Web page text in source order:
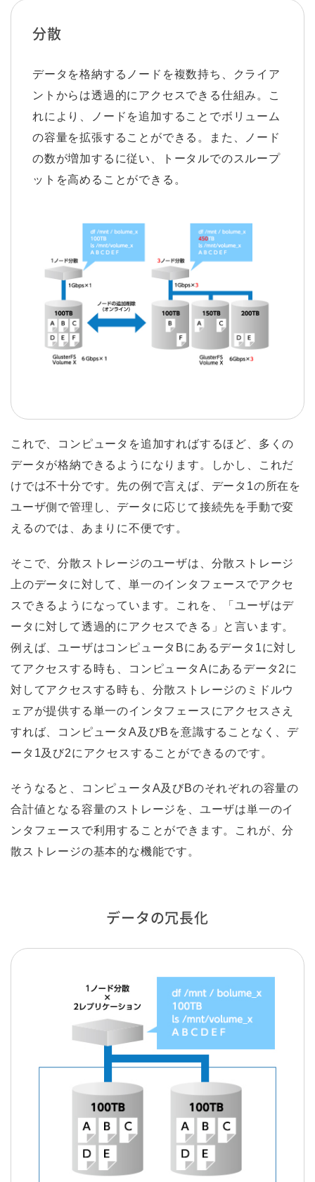
分散
データを格納するノードを複数持ち、クライア
ントからは透過的にアクセスできる仕組み。こ
れにより、ノードを追加することでボリューム
の容量を拡張することができる。また、ノード
の数が増加するに従い、トータルでのスループ
ットを高めることができる。
これで、コンピュータを追加すればするほど、多くの
データが格納できるようになります。しかし、これだ
けでは不十分です。先の例で言えば、データ1の所在を
ユーザ側で管理し、データに応じて接続先を手動で変
えるのでは、あまりに不便です。
そこで、分散ストレージのユーザは、分散ストレージ
上のデータに対して、単一のインタフェースでアクセ
スできるようになっています。これを、「ユーザはデ
ータに対して透過的にアクセスできる」と言います。
例えば、ユーザはコンピュータBにあるデータ1に対し
てアクセスする時も、コンピュータAにあるデータ2に
対してアクセスする時も、分散ストレージのミドルウ
ェアが提供する単一のインタフェースにアクセスさえ
すれば、コンピュータA及びBを意識することなく、デ
ータ1及び2にアクセスすることができるのです。
そうなると、コンピュータA及びBのそれぞれの容量の
合計値となる容量のストレージを、ユーザは単一のイ
ンタフェースで利用することができます。これが、分
散ストレージの基本的な機能です。
データの冗長化